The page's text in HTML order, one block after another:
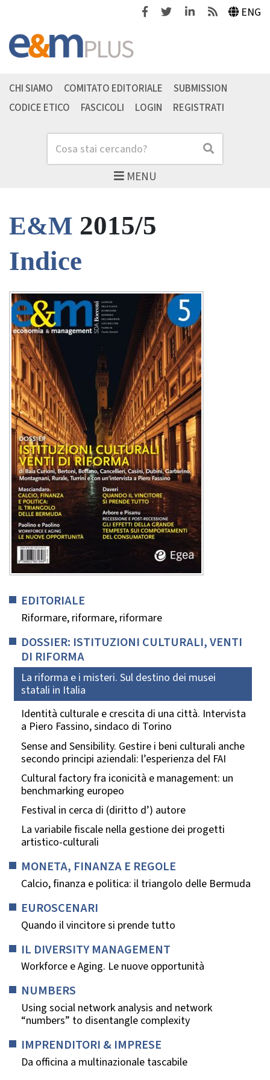
FacebookTwitterLinkedinFeeds ENG
MENU
Cerca Cerca
CHI SIAMO COMITATO EDITORIALE
SUBMISSION
CODICE ETICO
FASCICOLI LOGIN REGISTRATI
E&M 2015/5
Indice
EDITORIALE
Riformare, riformare, riformare
DOSSIER: ISTITUZIONI CULTURALI, VENTI
DI RIFORMA
La riforma e i misteri. Sul destino dei musei
statali in Italia
Identità culturale e crescita di una città. Intervista
a Piero Fassino, sindaco di Torino
Sense and Sensibility. Gestire i beni culturali anche
secondo principi aziendali: l’esperienza del FAI
Cultural factory fra iconicità e management: un
benchmarking europeo
Festival in cerca di (diritto d’) autore
La variabile fiscale nella gestione dei progetti
artistico-culturali
MONETA, FINANZA E REGOLE
Calcio, finanza e politica: il triangolo delle Bermuda
EUROSCENARI
Quando il vincitore si prende tutto
IL DIVERSITY MANAGEMENT
Workforce e Aging. Le nuove opportunità
NUMBERS
Using social network analysis and network
“numbers” to disentangle complexity
IMPRENDITORI & IMPRESE
Da officina a multinazionale tascabile